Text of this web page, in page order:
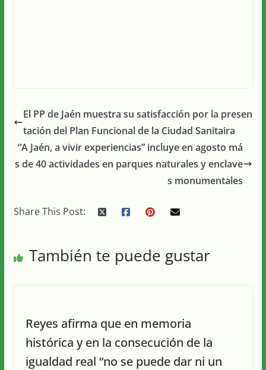
El PP de Jaén muestra su satisfacción por la presen
tación del Plan Funcional de la Ciudad Sanitaira
“A Jaén, a vivir experiencias” incluye en agosto má
s de 40 actividades en parques naturales y enclave
s monumentales
Share This Post:
También te puede gustar
Reyes afirma que en memoria
histórica y en la consecución de la
igualdad real “no se puede dar ni un